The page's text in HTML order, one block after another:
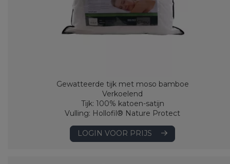
Gewatteerde tijk met moso bamboe
Verkoelend
Tijk: 100% katoen-satijn
Vulling: Hollofil® Nature Protect
LOGIN VOOR PRIJS